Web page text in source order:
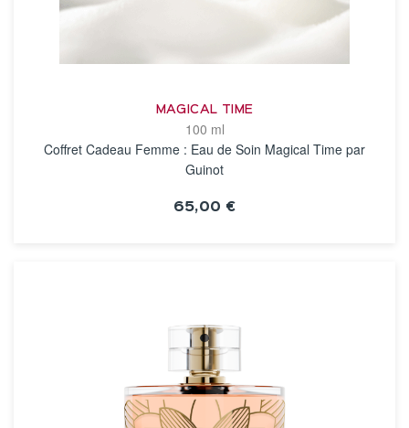
MAGICAL TIME
100 ml
Coffret Cadeau Femme : Eau de Soin Magical Time par
Guinot
65,00 €